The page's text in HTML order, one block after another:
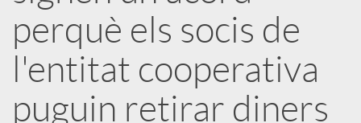
i
c
perquè els socis de
l'entitat cooperativa
puguin retirar diners